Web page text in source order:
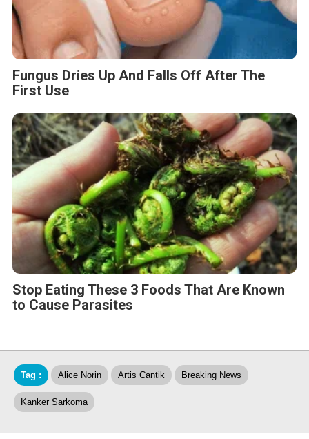
Fungus Dries Up And Falls Off After The
First Use
Stop Eating These 3 Foods That Are Known
to Cause Parasites
Tag : Alice Norin Artis Cantik Breaking News
Kanker Sarkoma